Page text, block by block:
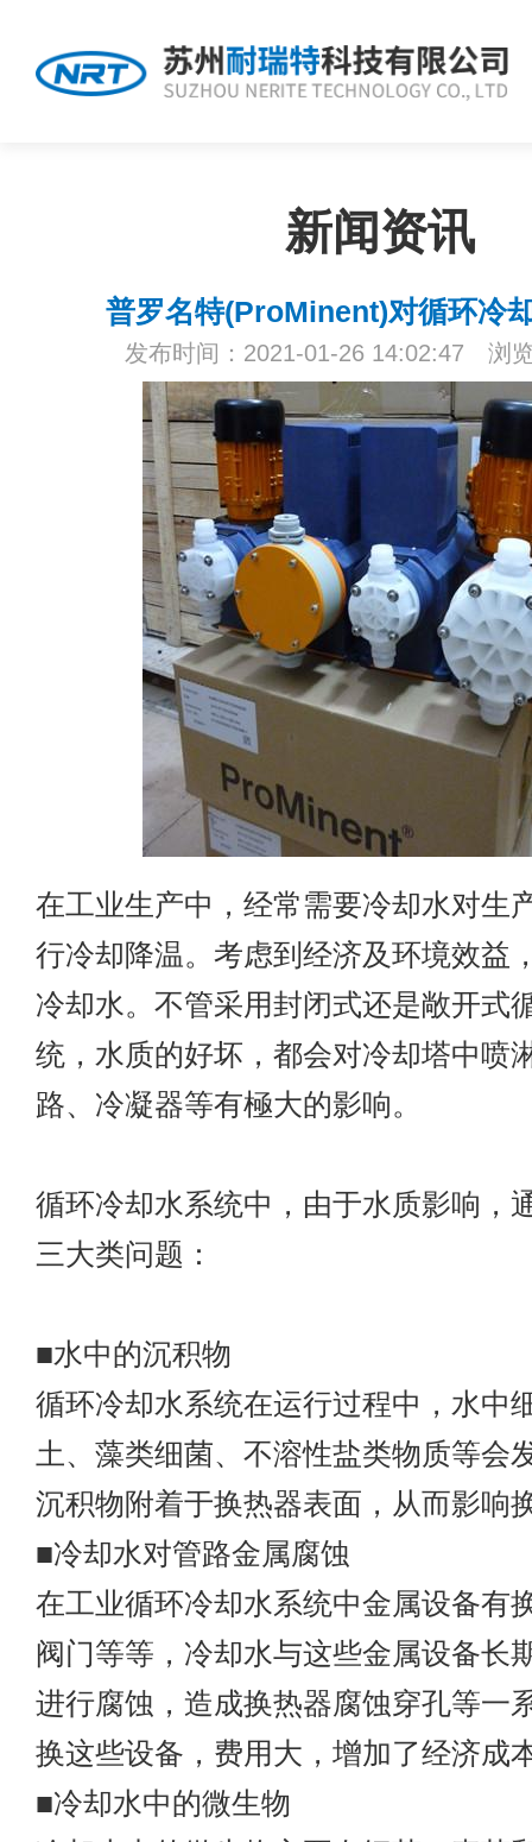
新闻资讯
普罗名特(ProMinent)对循环冷
发布时间：2021-01-26 14:02:47 浏
在工业生产中，经常需要冷却水对生
行冷却降温。考虑到经济及环境效益
冷却水。不管采用封闭式还是敞开式
统，水质的好坏，都会对冷却塔中喷
路、冷凝器等有極大的影响。
循环冷却水系统中，由于水质影响，
三大类问题：
■水中的沉积物
循环冷却水系统在运行过程中，水中
土、藻类细菌、不溶性盐类物质等会
沉积物附着于换热器表面，从而影响
■冷却水对管路金属腐蚀
在工业循环冷却水系统中金属设备有
阀门等等，冷却水与这些金属设备长
进行腐蚀，造成换热器腐蚀穿孔等一
换这些设备，费用大，增加了经济成
■冷却水中的微生物